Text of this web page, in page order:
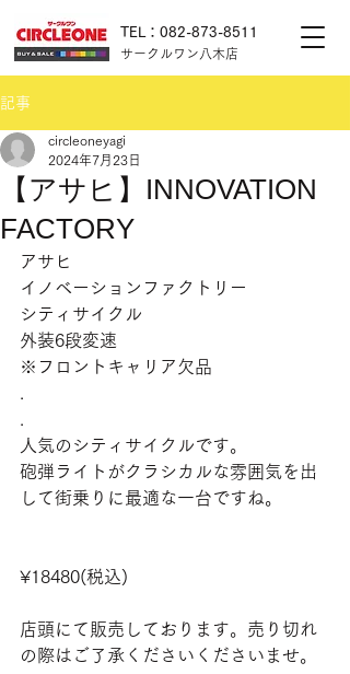
サークルワン八木店
TEL：082-873-8511
記事
【アサヒ】INNOVATION
FACTORY
circleoneyagi
2024年7月23日
アサヒ
イノベーションファクトリー
シティサイクル
外装6段変速
※フロントキャリア欠品
人気のシティサイクルです。
砲弾ライトがクラシカルな雰囲気を出
して街乗りに最適な一台ですね。
¥18480(税込)
店頭にて販売しております。売り切れ
の際はご了承くださいくださいませ。